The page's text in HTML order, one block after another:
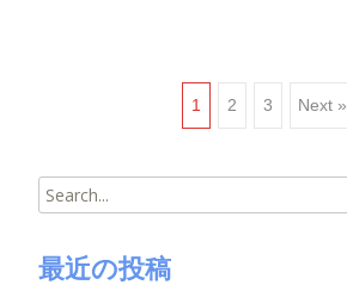
Posts
navigation
1 2 3 Next »
Search
for:
最近の投稿